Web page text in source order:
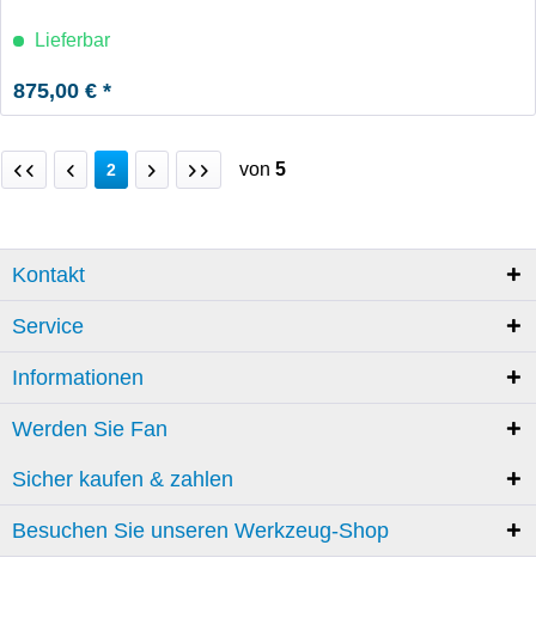
Lieferbar
875,00 € *
2 von 5
Kontakt
Service
Informationen
Werden Sie Fan
Sicher kaufen & zahlen
Besuchen Sie unseren Werkzeug-Shop